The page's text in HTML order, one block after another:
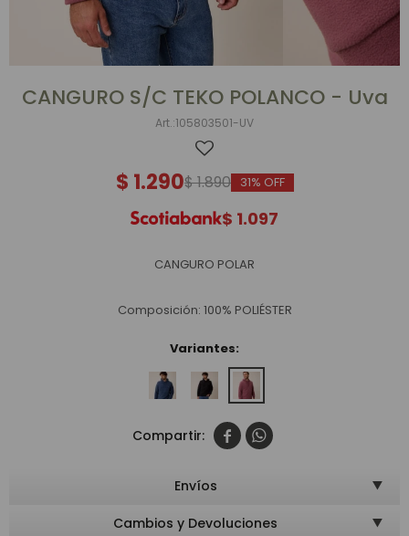
CANGURO S/C TEKO POLANCO - Uva
105803501-UV
$ 1.290$1.890 31
$ 1.097
CANGURO POLAR
Composición: 100% POLIÉSTER
Variantes:
 
Envíos
Cambios y Devoluciones